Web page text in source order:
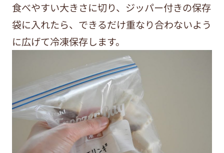
食べやすい大きさに切り、ジッパー付きの保存
袋に入れたら、できるだけ重なり合わないよう
に広げて冷凍保存します。